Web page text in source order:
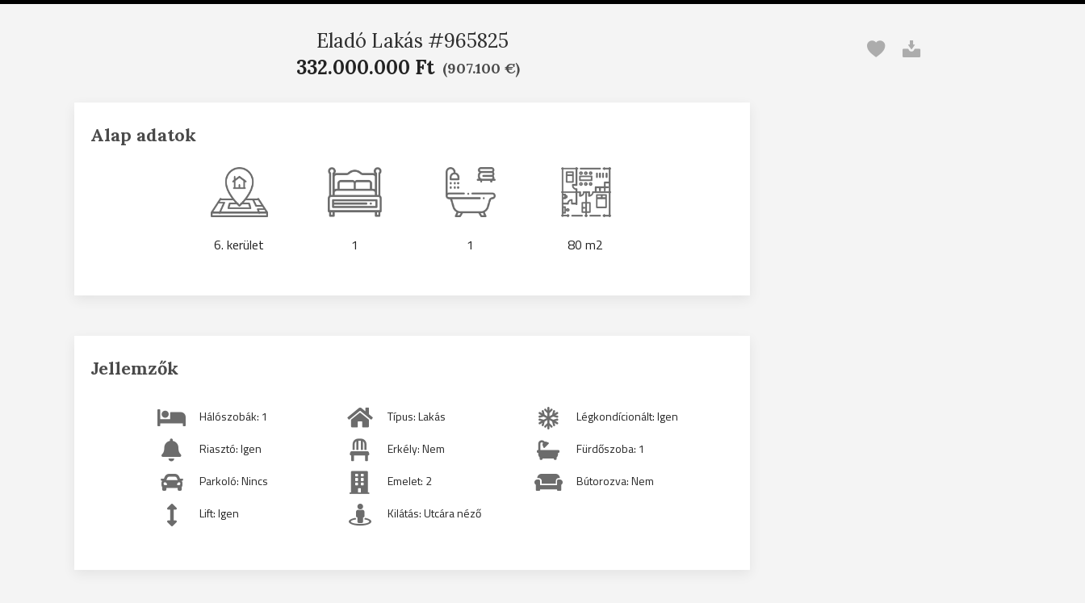
Eladó Lakás #965825
332.000.000 Ft (907.100 €)
Alap adatok
6. kerület 1 1 80 m2
Jellemzők
Hálószobák: 1 Típus: Lakás
Légkondícionált: Igen
Riasztó: Igen
Erkély: Nem
Fürdőszoba: 1
Parkoló: Nincs
Emelet: 2
Bútorozva: Nem
Lift: Igen
Kilátás: Utcára néző